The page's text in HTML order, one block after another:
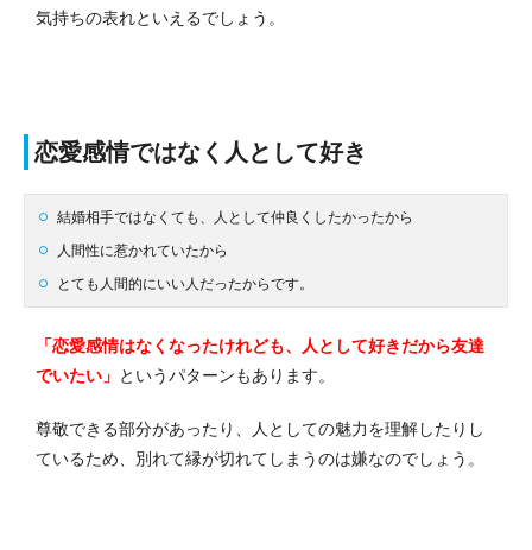
気持ちの表れといえるでしょう。
恋愛感情ではなく人として好き
結婚相手ではなくても、人として仲良くしたかったから
人間性に惹かれていたから
とても人間的にいい人だったからです。
「恋愛感情はなくなったけれども、人として好きだから友達
でいたい」 というパターンもあります。
尊敬できる部分があったり、人としての魅力を理解したりし
ているため、別れて縁が切れてしまうのは嫌なのでしょう。